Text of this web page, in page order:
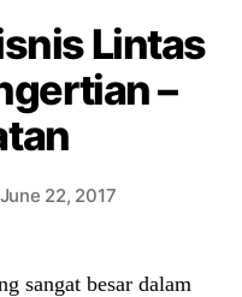
Lintas
–
June 22, 2017
sangat besar dalam